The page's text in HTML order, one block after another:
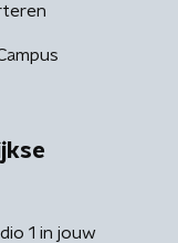
1 in jouw